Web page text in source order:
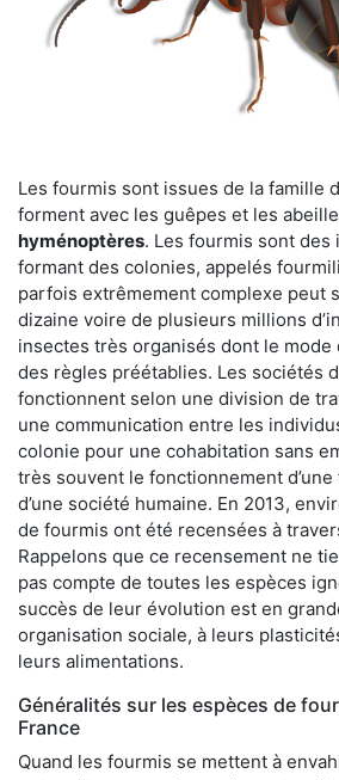
Les fourmis sont issues de la famille
forment avec les guêpes et les
hyménoptères. Les fourmis sont des
formant des colonies, appelés
parfois extrêmement complexe peut
dizaine voire de plusieurs millions
insectes très organisés dont le mode
des règles préétablies. Les sociétés
fonctionnent selon une division de
une communication entre les
colonie pour une cohabitation sans
très souvent le fonctionnement
d’une société humaine. En 2013,
de fourmis ont été recensées à
Rappelons que ce recensement ne
pas compte de toutes les espèces
succès de leur évolution est en
organisation sociale, à leurs
leurs alimentations.
Généralités sur les espèces de
France
Quand les fourmis se mettent à